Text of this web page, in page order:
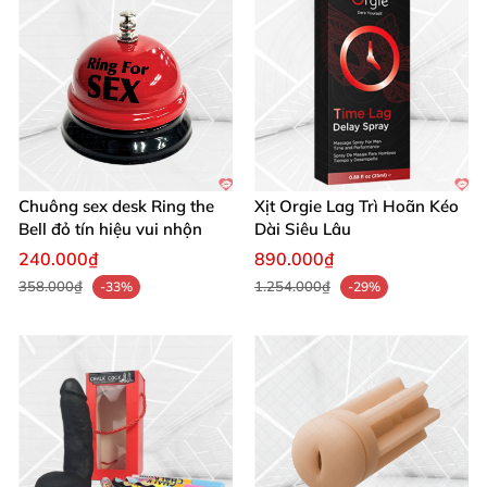
Rosa Canina (Rosehip) Oil*
Oenothera Biennis (Evening Primrose) Oil*
Mixed Tocopherol (Vitamin E)*
Santalum Album (Sandalwood) Oil*
Elettaria Cardamomum (Cardamom) Oil*
Piper Methysticum (Kava Kava) Root Extract*
Panax Ginseng Root Extract*
Turnera Diffusa (Damiana) Leaf Extract*
Chuông sex desk Ring the
Bell đỏ tín hiệu vui nhộn
240.000₫
358.000₫ -33%
Xịt Orgie Lag Trì Hoãn Kéo
Dài Siêu Lâu
890.000₫
1.254.000₫ -29%